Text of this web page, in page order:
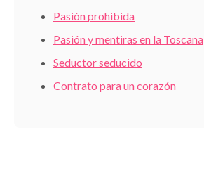
Pasión prohibida
Pasión y mentiras en la Toscana
Seductor seducido
Contrato para un corazón